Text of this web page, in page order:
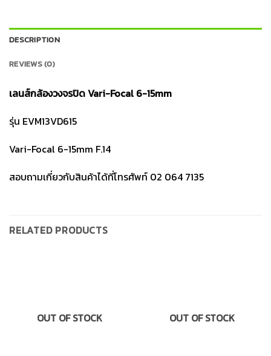
DESCRIPTION
REVIEWS (0)
เลนส์กล้องวงจรปิด Vari-Focal 6-15mm
รุ่น EVM13VD615
Vari-Focal 6-15mm F.14
สอบถามเกี่ยวกับสินค้าได้ที่โทรศัพท์ 02 064 7135
RELATED PRODUCTS
OUT OF STOCK OUT OF STOCK